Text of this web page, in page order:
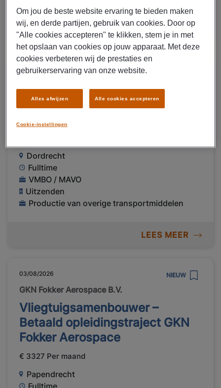
LEES MEER
28/07/2026
Productiemedewerker touwen
Dordrecht
Dordrecht
Fulltime
VMBO / MAVO
Uitzenden
Productie van overige transportmiddelen
LEES MEER
03/08/2026 NIEUW
GKN Fokker Aerospace B.V.
Vliegtuigsamenbouwer –
Betaald opleidingstraject GKN
Fokker Aerospace
€ 3327 Per maand
Papendrecht
Om jou de beste website ervaring te bieden maken
wij, en derde partijen, gebruik van cookies. Door op
"Alle cookies accepteren" te klikken, stem je in met
het opslaan van cookies op jouw apparaat. Met deze
cookies verbeteren wij de prestaties en
gebruikerservaring van onze website.
Cookie-instellingen
Alles afwijzen Alle cookies accepteren